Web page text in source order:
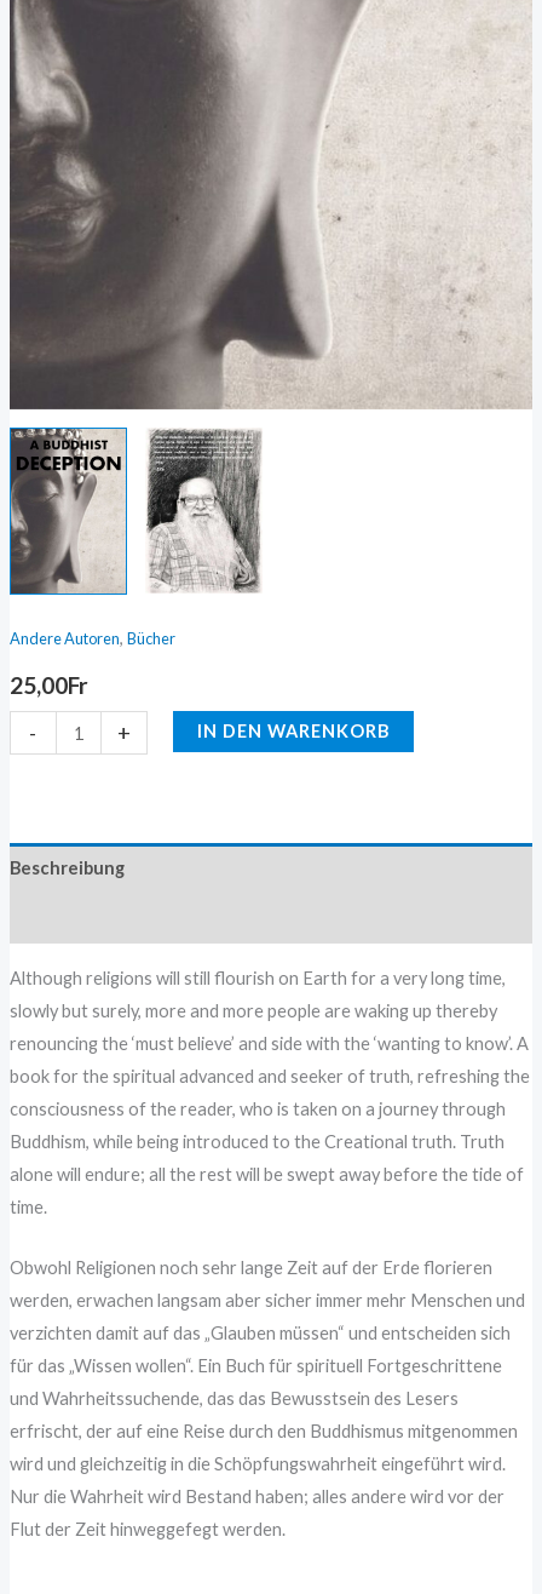
Andere Autoren, Bücher
25,00Fr
- + IN DEN WARENKORB
Beschreibung
Although religions will still flourish on Earth for a very long time,
slowly but surely, more and more people are waking up thereby
renouncing the ‘must believe’ and side with the ‘wanting to know’. A
book for the spiritual advanced and seeker of truth, refreshing the
consciousness of the reader, who is taken on a journey through
Buddhism, while being introduced to the Creational truth. Truth
alone will endure; all the rest will be swept away before the tide of
time.
Obwohl Religionen noch sehr lange Zeit auf der Erde florieren
werden, erwachen langsam aber sicher immer mehr Menschen und
verzichten damit auf das „Glauben müssen“ und entscheiden sich
für das „Wissen wollen“. Ein Buch für spirituell Fortgeschrittene
und Wahrheitssuchende, das das Bewusstsein des Lesers
erfrischt, der auf eine Reise durch den Buddhismus mitgenommen
wird und gleichzeitig in die Schöpfungswahrheit eingeführt wird.
Nur die Wahrheit wird Bestand haben; alles andere wird vor der
Flut der Zeit hinweggefegt werden.